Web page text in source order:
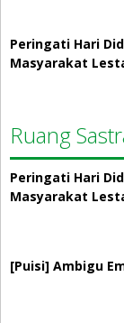
Peringati Hari
Masyarakat
Ruang
Peringati Hari
Masyarakat
[Puisi] Ambigu